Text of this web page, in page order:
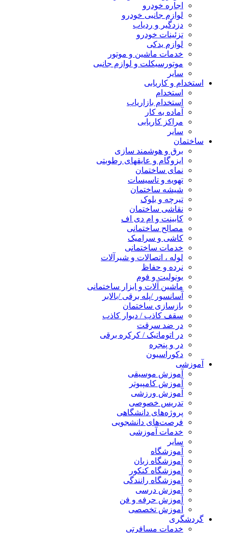
اجاره خودرو
لوازم جانبی خودرو
دزدگیر و ردیاب
تزئینات خودرو
لوازم یدکی
خدمات ماشین و موتور
موتورسیکلت و لوازم جانبی
سایر
استخدام و کاریابی
استخدام
استخدام بازاریاب
آماده به کار
مراکز کاریابی
سایر
ساختمان
برق و هوشمند سازی
ایزوگام و عایقهای رطوبتی
نمای ساختمان
تهویه و تاسیسات
شیشه ساختمان
تیرچه و بلوک
نقاشی ساختمان
کابینت و ام دی اف
مصالح ساختمانی
کاشی و سرامیک
خدمات ساختمانی
لوله ، اتصالات و شیرآلات
نرده و حفاظ
یونولیت و فوم
ماشین آلات و ابزار ساختمانی
آسانسور /پله برقی /بالابر
بازسازی ساختمان
سقف کاذب / دیوار کاذب
در ضد سرقت
در اتوماتیک / کرکره برقی
در و پنجره
دکوراسیون
آموزشی
آموزش موسیقی
آموزش کامپیوتر
آموزش ورزشی
تدریس خصوصی
پروژه‌های دانشگاهی
فرصت‌های دانشجویی
خدمات آموزشی
سایر
آموزشگاه
آموزشگاه زبان
آموزشگاه کنکور
آموزشگاه رانندگی
آموزش درسی
آموزش حرفه و فن
آموزش تخصصی
گردشگری
خدمات مسافرتی